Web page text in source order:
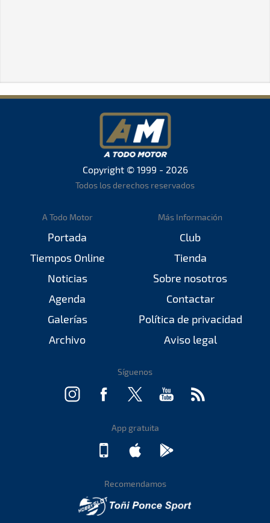
Copyright © 1999 - 2026
Todos los derechos reservados
A Todo Motor
Portada
Tiempos Online
Noticias
Agenda
Galerías
Archivo
Más Información
Club
Tienda
Sobre nosotros
Contactar
Política de privacidad
Aviso legal
Síguenos
App gratuita
Recomendamos